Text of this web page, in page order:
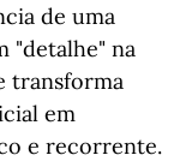
de uma
"detalhe" na
transforma
em
e recorrente.